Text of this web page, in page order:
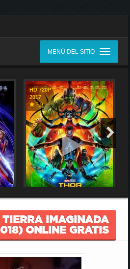
MENÚ DEL SITIO
HD 720P
2017
7,9
IMAGINADA
ONLINE GRATIS